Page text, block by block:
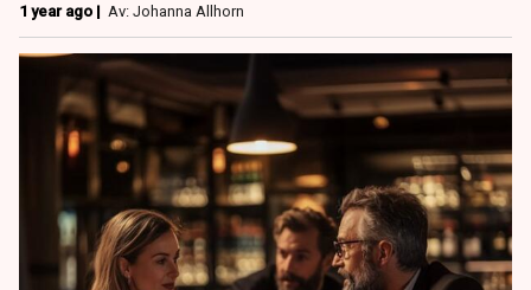
1 year ago | Av: Johanna Allhorn